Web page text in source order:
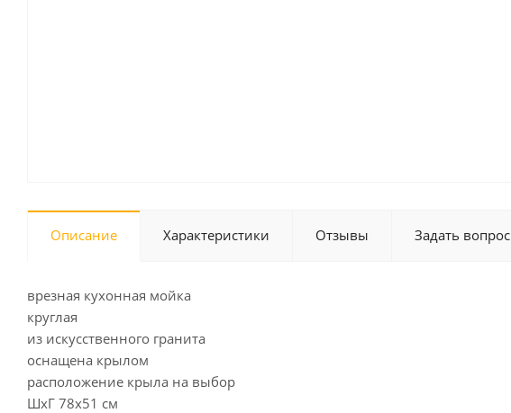
Описание Характеристики Отзывы Задать вопрос
врезная кухонная мойка
круглая
из искусственного гранита
оснащена крылом
расположение крыла на выбор
ШхГ 78х51 см